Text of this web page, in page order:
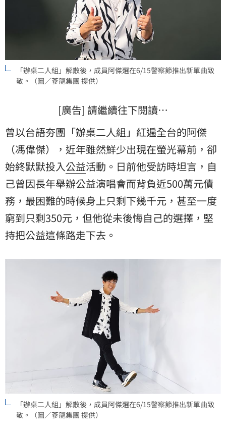
「辦桌二人組」解散後，成員阿傑選在6/15警察節推出新單曲致
敬。（圖／蔘龍集團 提供）
[廣告] 請繼續往下閱讀…
曾以台語夯團「辦桌二人組 」紅遍全台的阿傑
（馮偉傑），近年雖然鮮少出現在螢光幕前，卻
始終默默投入公益活動。日前他受訪時坦言，自
己曾因長年舉辦公益演唱會而背負近500萬元債
務，最困難的時候身上只剩下幾千元，甚至一度
窮到只剩350元，但他從未後悔自己的選擇，堅
持把公益這條路走下去。
「辦桌二人組」解散後，成員阿傑選在6/15警察節推出新單曲致
敬。（圖／蔘龍集團 提供）